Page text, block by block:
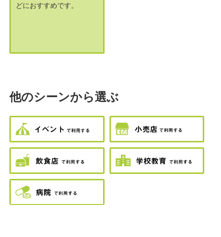
どにおすすめです。
他のシーンから選ぶ